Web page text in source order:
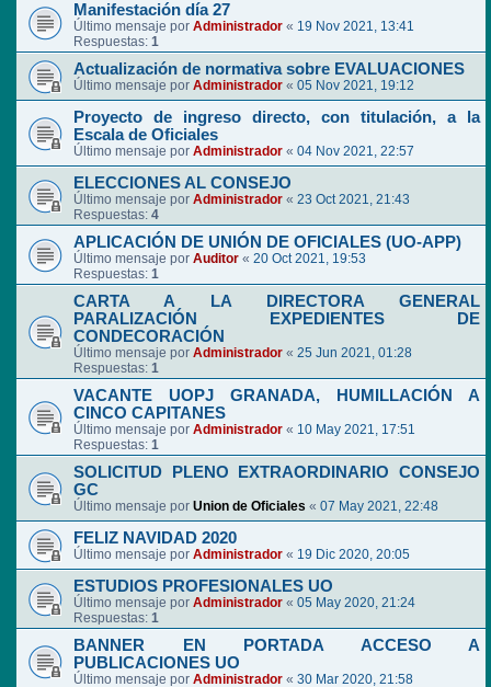
Manifestación día 27
Último mensaje por Administrador « 19 Nov 2021, 13:41
Respuestas: 1
Actualización de normativa sobre EVALUACIONES
Último mensaje por Administrador « 05 Nov 2021, 19:12
Proyecto de ingreso directo, con titulación, a la
Escala de Oficiales
Último mensaje por Administrador « 04 Nov 2021, 22:57
ELECCIONES AL CONSEJO
Último mensaje por Administrador « 23 Oct 2021, 21:43
Respuestas: 4
APLICACIÓN DE UNIÓN DE OFICIALES (UO-APP)
Último mensaje por Auditor « 20 Oct 2021, 19:53
Respuestas: 1
CARTA A LA DIRECTORA GENERAL
PARALIZACIÓN EXPEDIENTES DE
CONDECORACIÓN
Último mensaje por Administrador « 25 Jun 2021, 01:28
Respuestas: 1
VACANTE UOPJ GRANADA, HUMILLACIÓN A
CINCO CAPITANES
Último mensaje por Administrador « 10 May 2021, 17:51
Respuestas: 1
SOLICITUD PLENO EXTRAORDINARIO CONSEJO
GC
Último mensaje por Union de Oficiales « 07 May 2021, 22:48
FELIZ NAVIDAD 2020
Último mensaje por Administrador « 19 Dic 2020, 20:05
ESTUDIOS PROFESIONALES UO
Último mensaje por Administrador « 05 May 2020, 21:24
Respuestas: 1
BANNER EN PORTADA ACCESO A
PUBLICACIONES UO
Último mensaje por Administrador « 30 Mar 2020, 21:58